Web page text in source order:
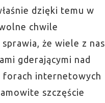
dzięki temu w
chwile
że wiele z nas
gderającymi nad
forach internetowych
szczęście